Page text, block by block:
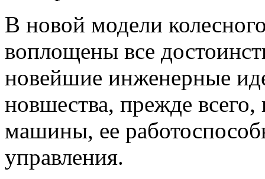
В новой модели
воплощены все
новейшие инженерные
новшества, прежде всего,
машины, ее
управления.